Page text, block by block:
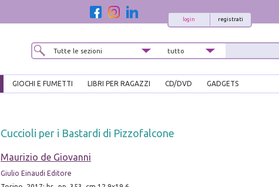
registrati
login
GIOCHI E FUMETTI LIBRI PER RAGAZZI CD/DVD GADGETS
Cuccioli per i Bastardi di Pizzofalcone
Maurizio de Giovanni
Giulio Einaudi Editore